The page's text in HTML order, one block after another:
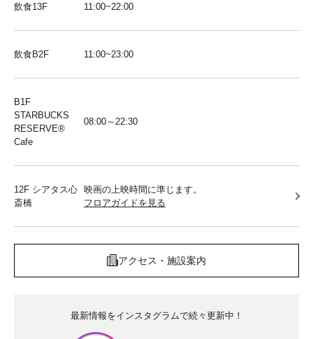
飲食13F 11:00~22:00
飲食B2F 11:00~23:00
B1F
STARBUCKS
RESERVE®︎
Cafe
08:00～22:30
12F シアタス心
斎橋
映画の上映時間に準じます。
フロアガイドを見る
アクセス・施設案内
最新情報をインスタグラムで続々更新中！